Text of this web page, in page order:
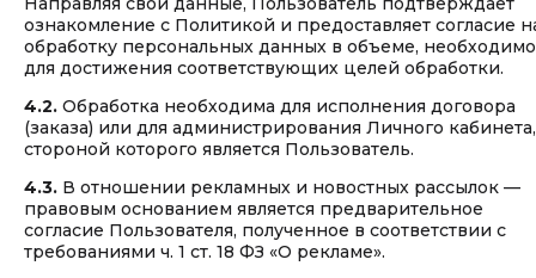
ознакомление с Политикой и предоставляет согласие
обработку персональных данных в объеме,
для достижения соответствующих целей обработки.
4.2. Обработка необходима для исполнения договора
(заказа) или для администрирования Личного кабинета,
стороной которого является Пользователь.
4.3. В отношении рекламных и новостных рассылок —
правовым основанием является предварительное
согласие Пользователя, полученное в соответствии с
требованиями ч. 1 ст. 18 ФЗ «О рекламе».